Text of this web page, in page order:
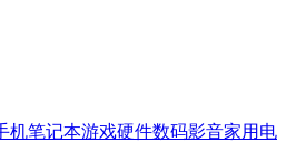
机笔记本游戏硬件数码影音家用电